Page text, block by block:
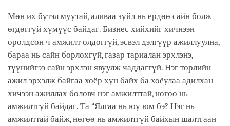
Мөн их бүтэл муутай, аливаа зүйл нь ердөө сайн болж
өгдөггүй хүмүүс байдаг. Бизнес хийхийг хичнээн
оролдсон ч амжилт олдоггүй, эсвэл дэлгүүр ажиллуулна,
бараа нь сайн борлохгүй, газар тариалан эрхлэнэ,
түүнийгээ сайн эрхлэн явуулж чаддаггүй. Нэг төрлийн
ажил эрхэлж байгаа хоёр хүн байх ба хоёулаа адилхан
хичээн ажиллах боловч нэг амжилттай, нөгөө нь
амжилтгүй байдаг. Та “Ялгаа нь юу юм бэ? Нэг нь
амжилттай байж, нөгөө нь амжилтгүй байхын шалтгаан